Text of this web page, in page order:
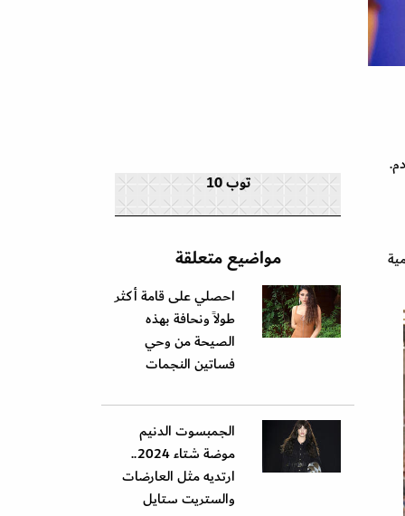
توب 10
مواضيع متعلقة
احصلي على قامة أكثر
طولاً ونحافة بهذه
الصيحة من وحي
فساتين النجمات
الجمبسوت الدنيم
موضة شتاء 2024..
ارتديه مثل العارضات
والستريت ستايل